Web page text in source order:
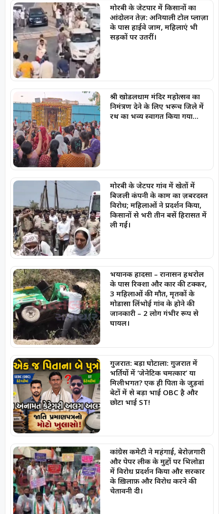
मोरबी के जेटपार में किसानों का
आंदोलन तेज़: अनियाली टोल प्लाज़ा
के पास हाईवे जाम, महिलाएं भी
सड़कों पर उतरीं।
श्री खोडलधाम मंदिर महोत्सव का
निमंत्रण देने के लिए भरूच जिले में
रथ का भव्य स्वागत किया गया…
मोरबी के जेटपर गांव में खेतों में
बिजली कंपनी के काम का ज़बरदस्त
विरोध; महिलाओं ने प्रदर्शन किया,
किसानों से भरी तीन बसें हिरासत में
ली गईं।
भयानक हादसा – रानासन हथरोल
के पास रिक्शा और कार की टक्कर,
3 महिलाओं की मौत, मृतकों के
मोडासा लिंभोई गांव के होने की
जानकारी – 2 लोग गंभीर रूप से
घायल।
गुजरात: बड़ा घोटाला: गुजरात में
भर्तियों में ‘जेनेटिक चमत्कार’ या
मिलीभगत? एक ही पिता के जुड़वां
बेटों में से बड़ा भाई OBC है और
छोटा भाई ST!
कांग्रेस कमेटी ने महंगाई, बेरोज़गारी
और पेपर लीक के मुद्दों पर भिलोडा
में विरोध प्रदर्शन किया और सरकार
के ख़िलाफ़ और विरोध करने की
चेतावनी दी।